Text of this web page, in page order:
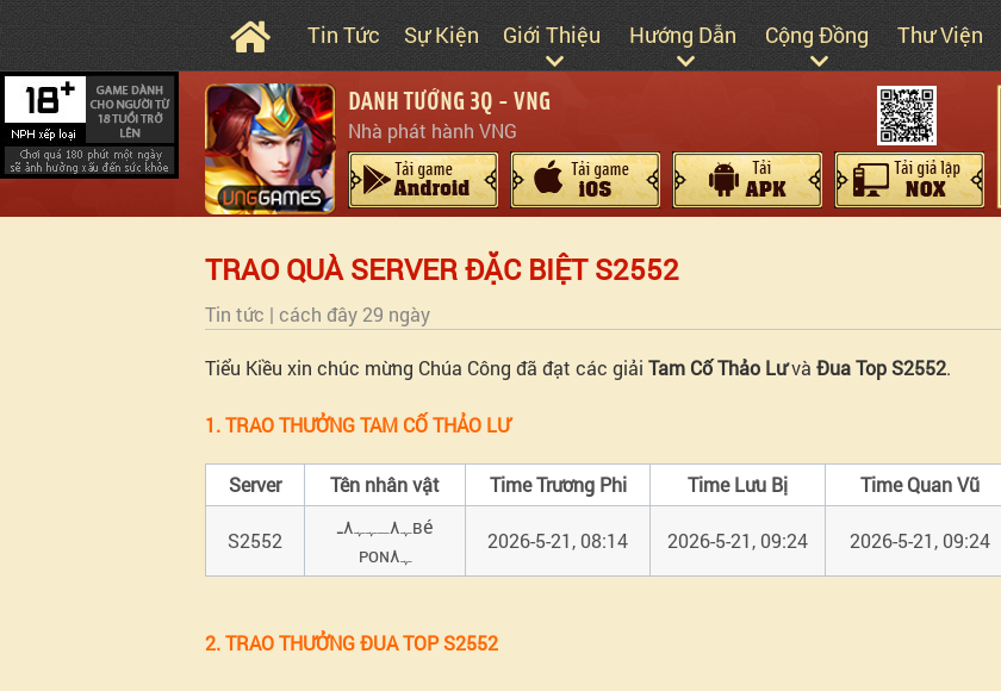
Tin Tức Sự Kiện Giới Thiệu Hướng Dẫn Cộng Đồng Thư Viện
DANH TƯỚNG 3Q - VNG
Nhà phát hành VNG
TRAO QUÀ SERVER ĐẶC BIỆT S2552
Tin tức | cách đây 29 ngày
Tiểu Kiều xin chúc mừng Chúa Công đã đạt các giải Tam Cố Thảo Lưvà Đua Top S2552.
1. TRAO THƯỞNG TAM CỐ THẢO LƯ
Server Tên nhân vật Time Trương Phi Time Lưu Bị Time Quan Vũ
S2552
ﮩ٨ـﮩﮩ٨ـʙé
ᴘᴏɴﮩ٨
2026-5-21, 08:14 2026-5-21, 09:24 2026-5-21, 09:24
2. TRAO THƯỞNG ĐUA TOP S2552